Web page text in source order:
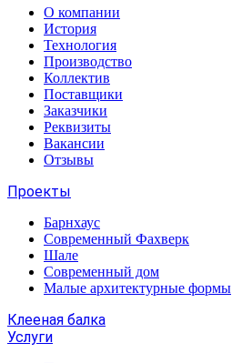
О компании
История
Технология
Производство
Коллектив
Поставщики
Заказчики
Реквизиты
Вакансии
Отзывы
Проекты
Барнхаус
Современный Фахверк
Шале
Современный дом
Малые архитектурные формы
Клееная балка
Услуги